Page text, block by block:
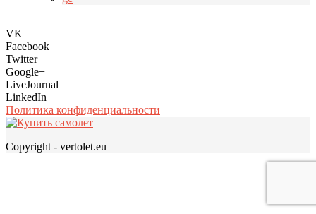
VK
Facebook
Twitter
Google+
LiveJournal
LinkedIn
Политика конфиденциальности
Copyright - vertolet.eu